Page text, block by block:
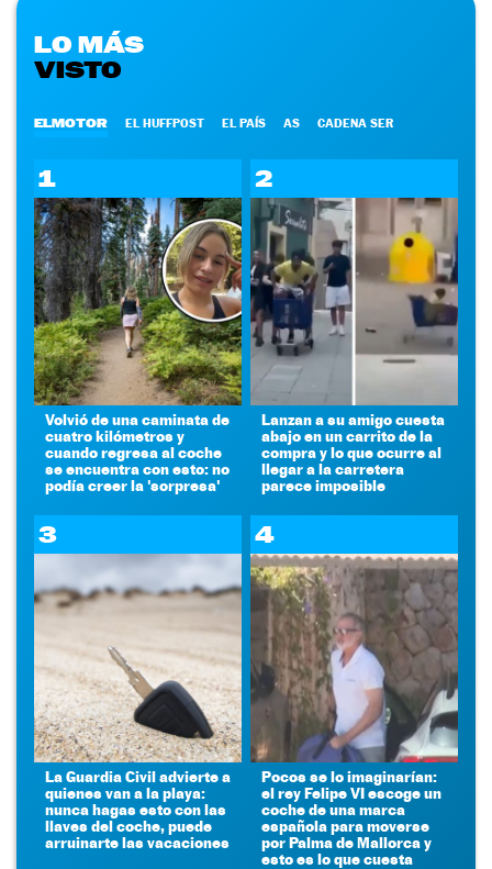
LO MÁS
VISTO
ELMOTOR EL HUFFPOST EL PAÍS AS CADENA SER
1
Volvió de una caminata de
cuatro kilómetros y
cuando regresa al coche
se encuentra con esto: no
podía creer la 'sorpresa'
2
Lanzan a su amigo cuesta
abajo en un carrito de la
compra y lo que ocurre al
llegar a la carretera
parece imposible
3
La Guardia Civil advierte a
quienes van a la playa:
nunca hagas esto con las
llaves del coche, puede
arruinarte las vacaciones
4
Pocos se lo imaginarían:
el rey Felipe VI escoge un
coche de una marca
española para moverse
por Palma de Mallorca y
esto es lo que cuesta